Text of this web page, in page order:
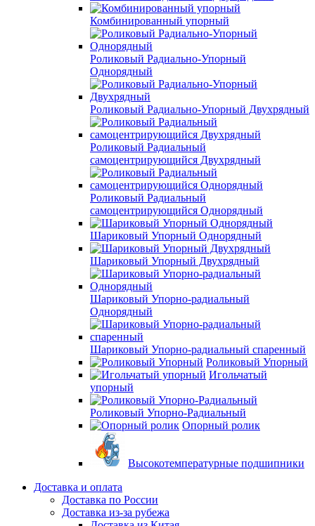
Комбинированный упорный
Роликовый Радиально-Упорный
Однорядный
Роликовый Радиально-Упорный Двухрядный
Роликовый Радиальный
самоцентрирующийся Двухрядный
Роликовый Радиальный
самоцентрирующийся Однорядный
Шариковый Упорный Однорядный
Шариковый Упорный Двухрядный
Шариковый Упорно-радиальный
Однорядный
Шариковый Упорно-радиальный спаренный
Роликовый Упорный
Игольчатый
упорный
Роликовый Упорно-Радиальный
Опорный ролик
Высокотемпературные подшипники
Доставка и оплата
Доставка по России
Доставка из-за рубежа